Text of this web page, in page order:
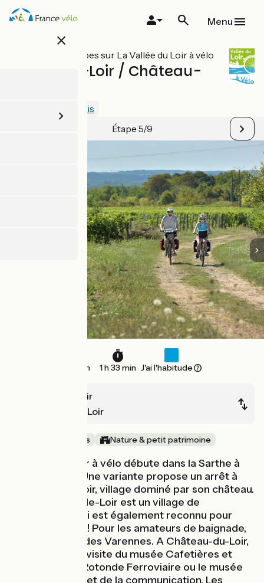
Aller
au
close
Menu
Toutes les étapes sur La Vallée du Loir à vélo
Ruillé-sur-Loir / Château-
Voir 2 avis
Étape 5/9
23 km 1 h 33 min J'ai l'habitude
Ruillé-sur-Loir
Château-du-Loir
Au cœur des vignes Nature & petit patrimoine
La Vallée du Loir à vélo débute dans la Sarthe à
Ruillé-sur-Loir. Une variante propose un arrêt à
Poncé-sur-le-Loir, village dominé par son château.
La Chartre-sur-le-Loir est un village de
brocanteurs, qui est également reconnu pour
l'usine Rustines ! Pour les amateurs de baignade,
direction le lac des Varennes. A Château-du-Loir,
optez pour une visite du musée Cafetières et
Compagnie, la Rotonde Ferroviaire ou le musée
de l'audiovisuel et de la communication. Les